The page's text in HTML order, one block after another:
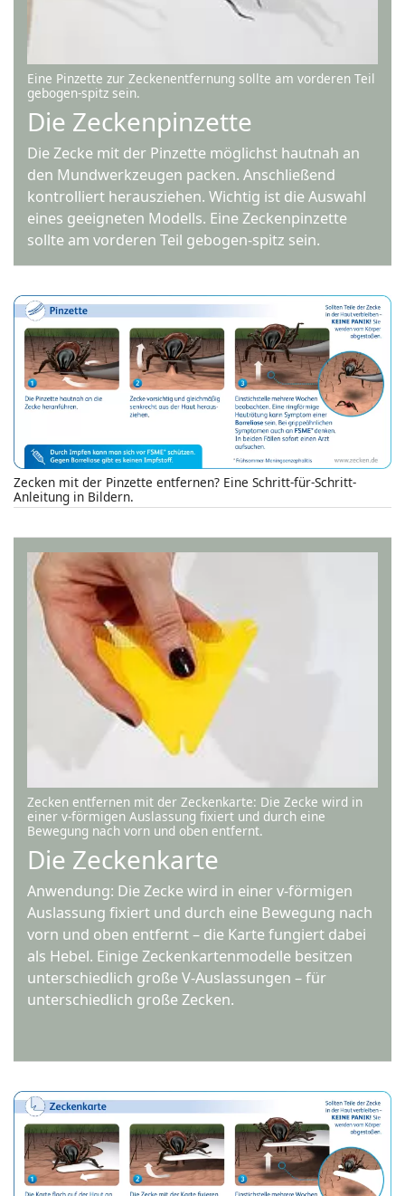
Eine Pinzette zur Zeckenentfernung sollte am vorderen Teil
gebogen-spitz sein.
Die Zeckenpinzette
Die Zecke mit der Pinzette möglichst hautnah an
den Mundwerkzeugen packen. Anschließend
kontrolliert herausziehen. Wichtig ist die Auswahl
eines geeigneten Modells. Eine Zeckenpinzette
sollte am vorderen Teil gebogen-spitz sein.
Zecken mit der Pinzette entfernen? Eine Schritt-für-Schritt-
Anleitung in Bildern.
Zecken entfernen mit der Zeckenkarte: Die Zecke wird in
einer v-förmigen Auslassung fixiert und durch eine
Bewegung nach vorn und oben entfernt.
Die Zeckenkarte
Anwendung: Die Zecke wird in einer v-förmigen
Auslassung fixiert und durch eine Bewegung nach
vorn und oben entfernt – die Karte fungiert dabei
als Hebel. Einige Zeckenkartenmodelle besitzen
unterschiedlich große V-Auslassungen – für
unterschiedlich große Zecken.